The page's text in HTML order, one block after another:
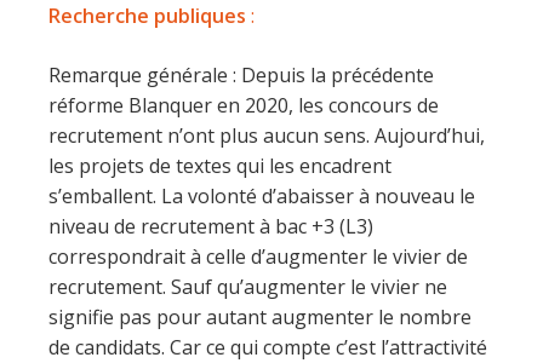
Recherche publiques :
Remarque générale : Depuis la précédente
réforme Blanquer en 2020, les concours de
recrutement n’ont plus aucun sens. Aujourd’hui,
les projets de textes qui les encadrent
s’emballent. La volonté d’abaisser à nouveau le
niveau de recrutement à bac +3 (L3)
correspondrait à celle d’augmenter le vivier de
recrutement. Sauf qu’augmenter le vivier ne
signifie pas pour autant augmenter le nombre
de candidats. Car ce qui compte c’est l’attractivité